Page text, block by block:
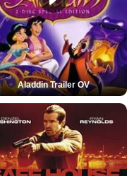
Aladdin Trailer OV